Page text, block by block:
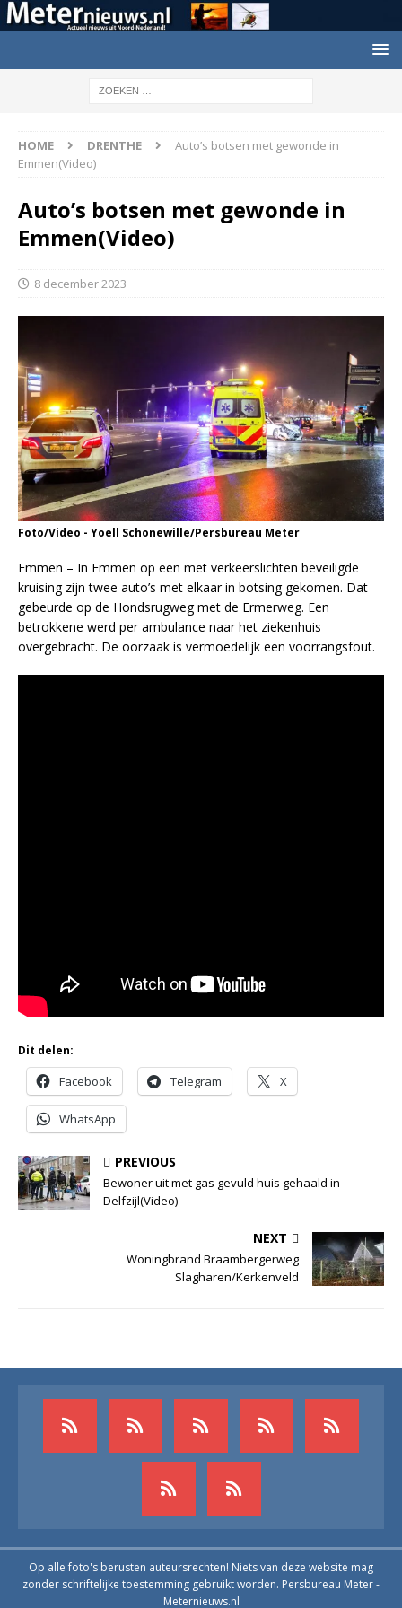
HOME DRENTHE
Auto’s botsen met gewonde in
Emmen(Video)
Auto’s botsen met gewonde in
Emmen(Video)
8 december 2023
Foto/Video - Yoell Schonewille/Persbureau Meter
Emmen – In Emmen op een met verkeerslichten beveiligde
kruising zijn twee auto’s met elkaar in botsing gekomen. Dat
gebeurde op de Hondsrugweg met de Ermerweg. Een
betrokkene werd per ambulance naar het ziekenhuis
overgebracht. De oorzaak is vermoedelijk een voorrangsfout.
Dit delen:
Facebook Telegram X
WhatsApp
PREVIOUS
Bewoner uit met gas gevuld huis gehaald in
Delfzijl(Video)
NEXT
Woningbrand Braambergerweg
Slagharen/Kerkenveld
Op alle foto's berusten auteursrechten! Niets van deze website mag
zonder schriftelijke toestemming gebruikt worden. Persbureau Meter -
Meternieuws.nl